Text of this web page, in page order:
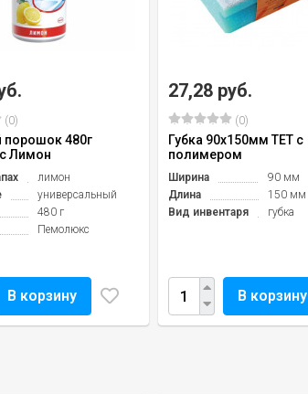
(0)
порошок 480г
Лимон
лимон
универсальный
480 г
Пемолюкс
В корзину
27,28 руб.
(0)
Губка 90х150мм TET с
полимером
Ширина
90 мм
Длина
150 мм
Вид инвентаря
губка
В корзину